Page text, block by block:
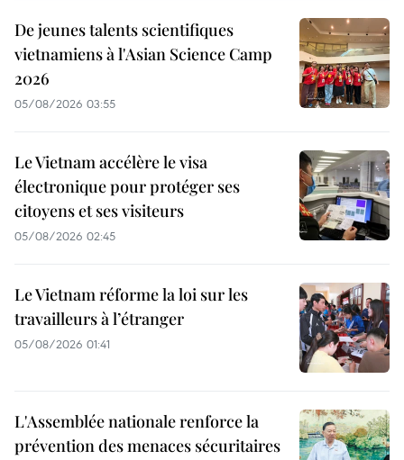
De jeunes talents scientifiques
vietnamiens à l'Asian Science Camp
2026
05/08/2026 03:55
Le Vietnam accélère le visa
électronique pour protéger ses
citoyens et ses visiteurs
05/08/2026 02:45
Le Vietnam réforme la loi sur les
travailleurs à l’étranger
05/08/2026 01:41
L'Assemblée nationale renforce la
prévention des menaces sécuritaires